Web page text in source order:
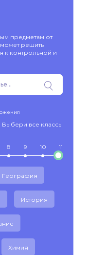
предметам от
решить
к контрольной и
Выбери все классы
8 9 10 11
География
История
Химия